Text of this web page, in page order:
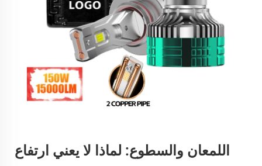
اللمعان والسطوع: لماذا لا يعني ارتفاع